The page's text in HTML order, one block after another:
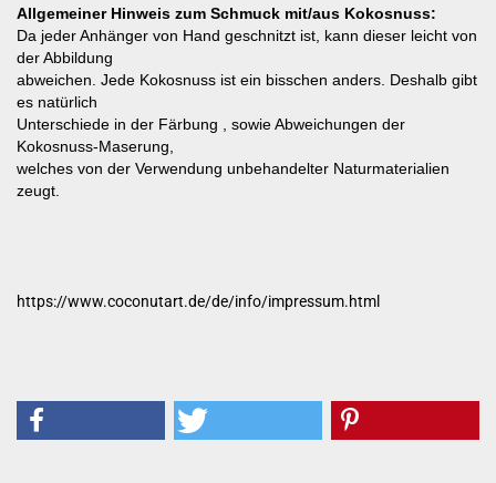
Allgemeiner Hinweis zum Schmuck mit/aus Kokosnuss:
Da jeder Anhänger von Hand geschnitzt ist, kann dieser leicht von
der Abbildung
abweichen. Jede Kokosnuss ist ein bisschen anders. Deshalb gibt
es natürlich
Unterschiede in der Färbung , sowie Abweichungen der
Kokosnuss-Maserung,
welches von der Verwendung unbehandelter Naturmaterialien
zeugt.
https://www.coconutart.de/de/info/impressum.html